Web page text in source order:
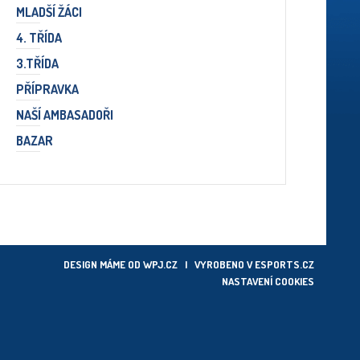
MLADŠÍ ŽÁCI
4. TŘÍDA
3.TŘÍDA
PŘÍPRAVKA
NAŠÍ AMBASADOŘI
BAZAR
DESIGN MÁME OD WPJ.CZ | VYROBENO VESPORTS.CZ
NASTAVENÍ COOKIES